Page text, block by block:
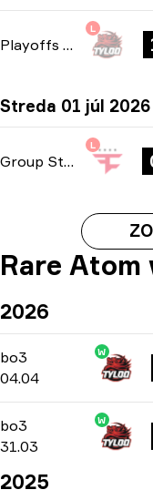
Playoffs bo3
L
Streda 01 júl 2026
Group Stage -bo1
L
Rare Atom
2026
bo3 -bo3
04.04
W
bo3 -bo3
31.03
W
2025